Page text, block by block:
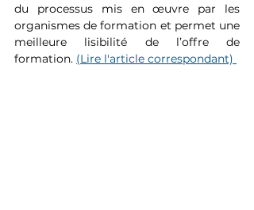
du processus mis en œuvre par les
organismes de formation et permet une
meilleure lisibilité de l’offre de
formation. (Lire l'article correspondant)